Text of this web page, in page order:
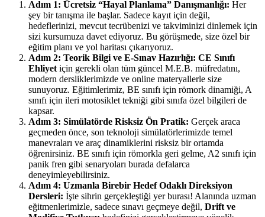
Adım 1: Ücretsiz “Hayal Planlama” Danışmanlığı: Her
şey bir tanışma ile başlar. Sadece kayıt için değil,
hedeflerinizi, mevcut tecrübenizi ve takviminizi dinlemek için
sizi kursumuza davet ediyoruz. Bu görüşmede, size özel bir
eğitim planı ve yol haritası çıkarıyoruz.
Adım 2: Teorik Bilgi ve E-Sınav Hazırlığı: CE Sınıfı
Ehliyet için gerekli olan tüm güncel M.E.B. müfredatını,
modern dersliklerimizde ve online materyallerle size
sunuyoruz. Eğitimlerimiz, BE sınıfı için römork dinamiği, A
sınıfı için ileri motosiklet tekniği gibi sınıfa özel bilgileri de
kapsar.
Adım 3: Simülatörde Risksiz Ön Pratik: Gerçek araca
geçmeden önce, son teknoloji simülatörlerimizde temel
manevraları ve araç dinamiklerini risksiz bir ortamda
öğrenirsiniz. BE sınıfı için römorkla geri gelme, A2 sınıfı için
panik fren gibi senaryoları burada defalarca
deneyimleyebilirsiniz.
Adım 4: Uzmanla Birebir Hedef Odaklı Direksiyon
Dersleri: İşte sihrin gerçekleştiği yer burası! Alanında uzman
eğitmenlerimizle, sadece sınavı geçmeye değil, Drift ve